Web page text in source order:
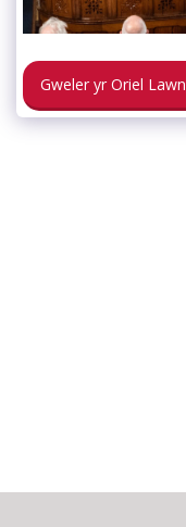
Gweler yr Oriel Lawn